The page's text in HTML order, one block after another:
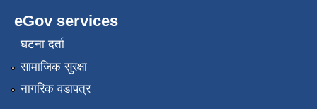
eGov services
घटना दर्ता
सामाजिक सुरक्षा
नागरिक वडापत्र